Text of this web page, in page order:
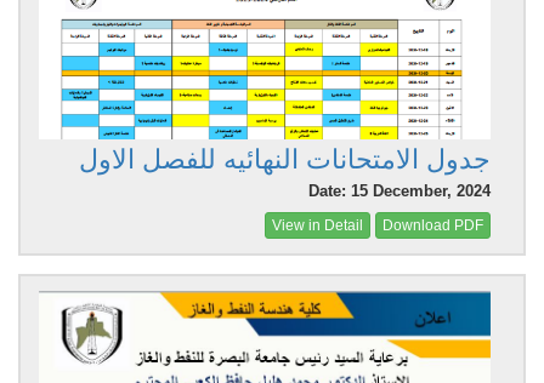
جدول الامتحانات النهائيه للفصل الاول
Date: 15 December, 2024
Download PDF
View in Detail